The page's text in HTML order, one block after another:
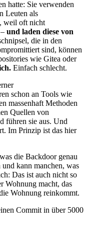
hatte: Sie verwenden
Leuten als
weil oft nicht
und laden diese von
die in den
sind, können
wie Gitea oder
Einfach schlecht.
schon an Tools wie
massenhaft Methoden
Quellen von
führen sie aus. Und
Im Prinzip ist das hier
die Backdoor genau
kann manchen, was
Das ist auch nicht so
Wohnung macht, das
Wohnung reinkommt.
Commit in über 5000